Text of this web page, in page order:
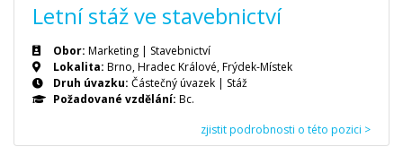
Letní stáž ve stavebnictví
Obor: Marketing | Stavebnictví
Lokalita: Brno, Hradec Králové, Frýdek-Místek
Druh úvazku: Částečný úvazek | Stáž
Požadované vzdělání: Bc.
zjistit podrobnosti o této pozici >